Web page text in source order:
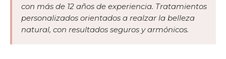
con más de 12 años de experiencia. Tratamientos
personalizados orientados a realzar la belleza
natural, con resultados seguros y armónicos.